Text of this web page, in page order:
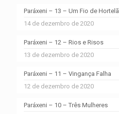
Paráxeni – 13 – Um Fio de Hortelã
14 de dezembro de 2020
Paráxeni – 12 – Rios e Risos
13 de dezembro de 2020
Paráxeni – 11 – Vingança Falha
12 de dezembro de 2020
Paráxeni – 10 – Três Mulheres